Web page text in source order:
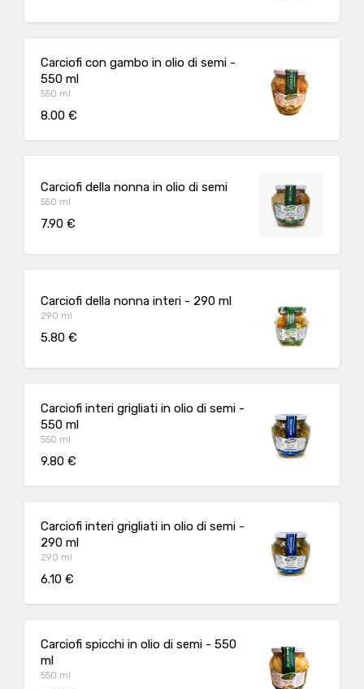
Carciofi con gambo in olio di semi -
550 ml
550 ml
8.00 €
Carciofi della nonna in olio di semi
550 ml
7.90 €
Carciofi della nonna interi - 290 ml
290 ml
5.80 €
Carciofi interi grigliati in olio di semi -
550 ml
550 ml
9.80 €
Carciofi interi grigliati in olio di semi -
290 ml
290 ml
6.10 €
Carciofi spicchi in olio di semi - 550
ml
550 ml